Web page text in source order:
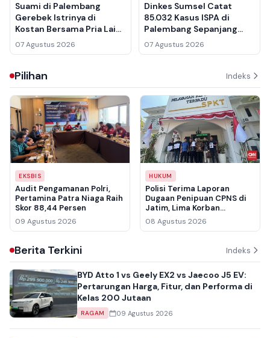
Suami di Palembang
Gerebek Istrinya di
Kostan Bersama Pria Lain
Setelah Seminggu Tak
Pulang, Langsung
07 Agustus 2026
Dinkes Sumsel Catat
85.032 Kasus ISPA di
Palembang Sepanjang
Januari–Juni 2026, Imbau
Warga Waspada Karhutla
07 Agustus 2026
Pilihan Indeks
EKSBIS
Audit Pengamanan Polri,
Pertamina Patra Niaga Raih
Skor 88,44 Persen
09 Agustus 2026
HUKUM
Polisi Terima Laporan
Dugaan Penipuan CPNS di
Jatim, Lima Korban
Pertama Rugi Rp3,5 Miliar
08 Agustus 2026
Berita Terkini Indeks
BYD Atto 1 vs Geely EX2 vs Jaecoo J5 EV:
Pertarungan Harga, Fitur, dan Performa di
Kelas 200 Jutaan
RAGAM 09 Agustus 2026